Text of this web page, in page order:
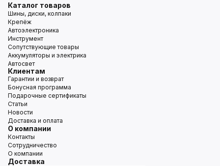
Каталог товаров
Шины, диски, колпаки
Крепёж
Автоэлектроника
Инструмент
Сопутствующие товары
Аккумуляторы и электрика
Автосвет
Клиентам
Гарантии и возврат
Бонусная программа
Подарочные сертификаты
Статьи
Новости
Доставка и оплата
О компании
Контакты
Сотрудничество
О компании
Доставка